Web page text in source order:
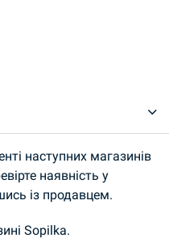
наступних магазинів
наявність у
із продавцем.
Sopilka.